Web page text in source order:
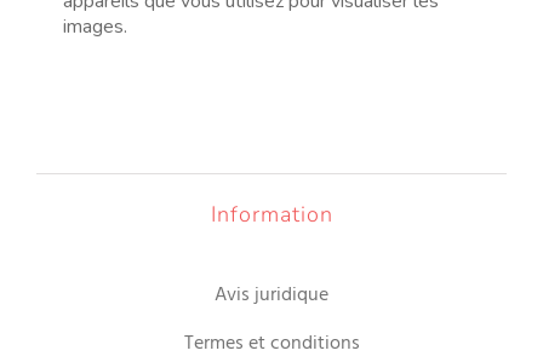
images.
Information
Avis juridique
Termes et conditions